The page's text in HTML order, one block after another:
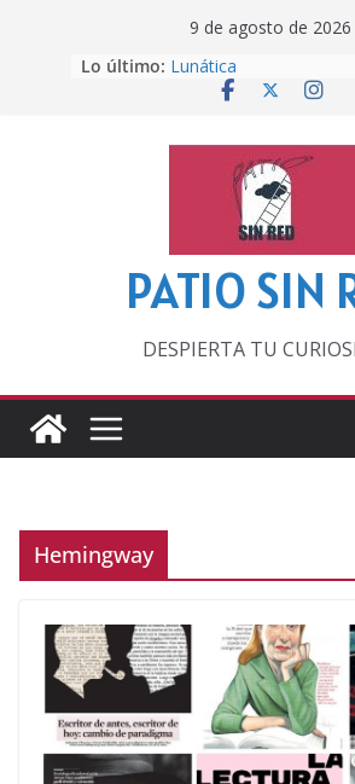
9 de agosto de 2026
Lo último: Lunática
Pero, hasta entonces…
‘La broma infinita’ de
lecturas veraniegas
Otra del Mundial
PATIO SIN
DESPIERTA TU
Hemingway